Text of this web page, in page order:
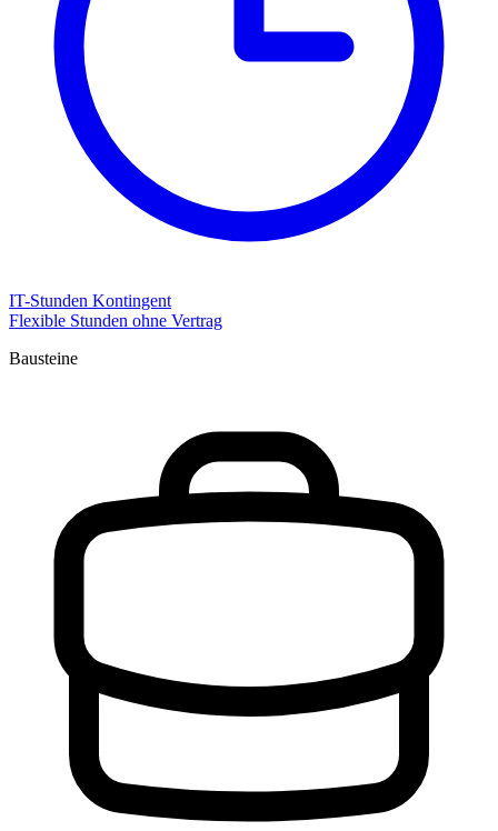
IT-Stunden Kontingent
Flexible Stunden ohne Vertrag
Bausteine